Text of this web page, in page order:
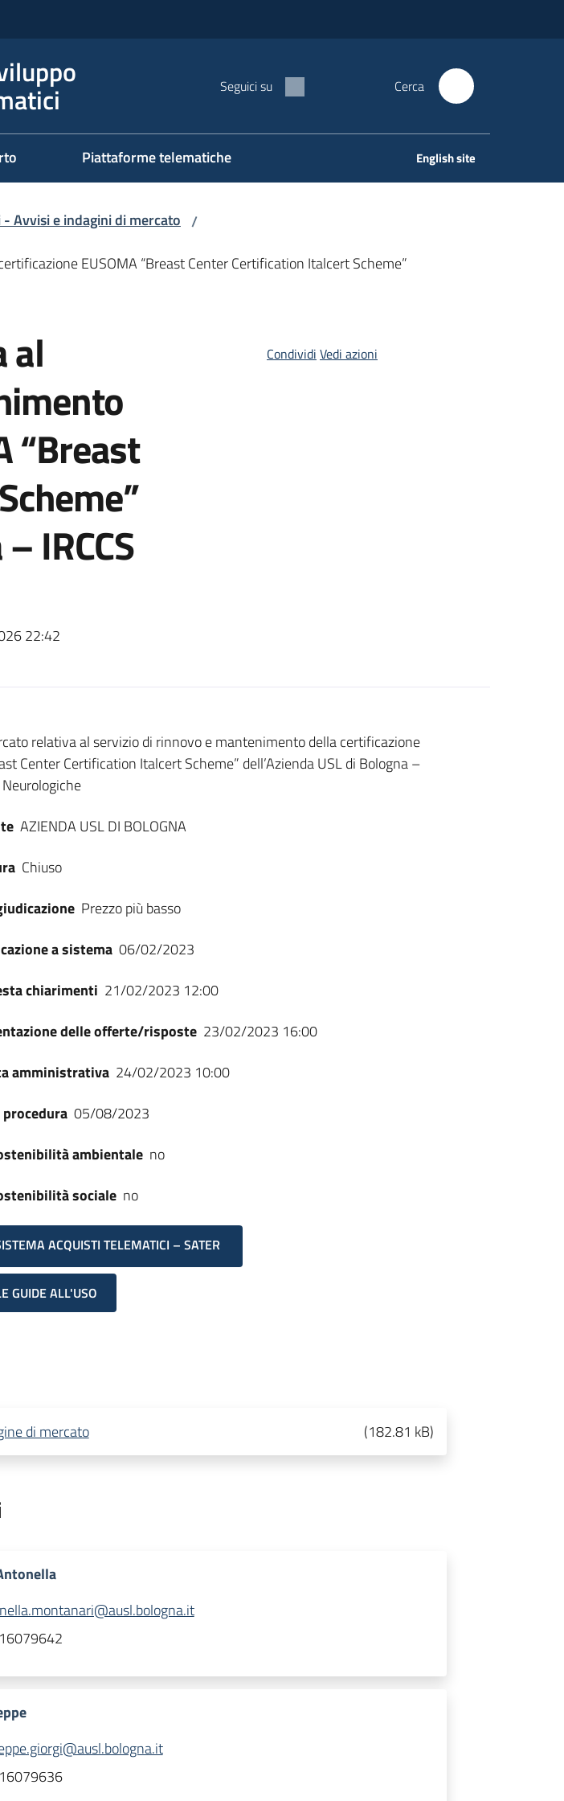
Seguici su Cerca
Piattaforme telematiche English site
Avvisi e indagini di mercato /
EUSOMA “Breast Center Certification Italcert Scheme”
al
“Breast
IRCCS
22:42
Condividi Vedi azioni
relativa al servizio di rinnovo e mantenimento della certificazione
Center Certification Italcert Scheme” dell’Azienda USL di Bologna –
Neurologiche
AZIENDA USL DI BOLOGNA
Chiuso
Prezzo più basso
a sistema 06/02/2023
chiarimenti 21/02/2023 12:00
delle offerte/risposte 23/02/2023 16:00
amministrativa 24/02/2023 10:00
05/08/2023
ambientale no
sociale no
ACQUISTI TELEMATICI – SATER
GUIDE ALL'USO
di mercato (182.81 kB)